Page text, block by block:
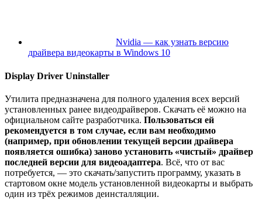
Nvidia — как узнать версию
драйвера видеокарты в Windows 10
Display Driver Uninstaller
Утилита предназначена для полного удаления всех версий
установленных ранее видеодрайверов. Скачать её можно на
официальном сайте разработчика. Пользоваться ей
рекомендуется в том случае, если вам необходимо
(например, при обновлении текущей версии драйвера
появляется ошибка) заново установить «чистый» драйвер
последней версии для видеоадаптера. Всё, что от вас
потребуется, — это скачать/запустить программу, указать в
стартовом окне модель установленной видеокарты и выбрать
один из трёх режимов деинсталляции.